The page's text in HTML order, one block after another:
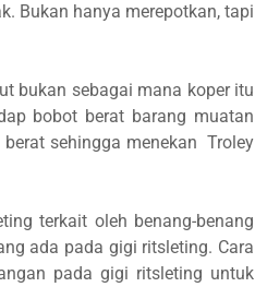
Bukan hanya merepotkan, tapi
bukan sebagai mana koper itu
bobot berat barang muatan
sehingga menekan Troley
terkait oleh benang-benang
ada pada gigi ritsleting. Cara
pada gigi ritsleting untuk